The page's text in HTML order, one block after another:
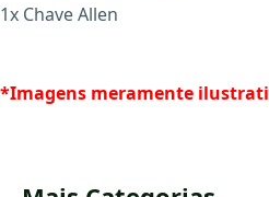
1x Chave Allen
*Imagens meramente